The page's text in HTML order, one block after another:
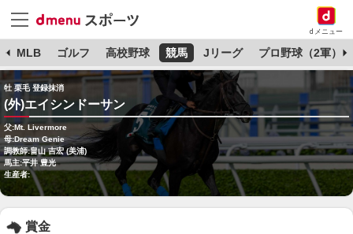
dメニュー
MLB ゴルフ 高校野球 競馬 Jリーグ プロ野球（2軍）
牡 栗毛 登録抹消
(外)エイシンドーサン
父:Mt. Livermore
母:Dream Genie
調教師:畠山 吉宏 (美浦)
馬主:平井 豊光
生産者:
賞金